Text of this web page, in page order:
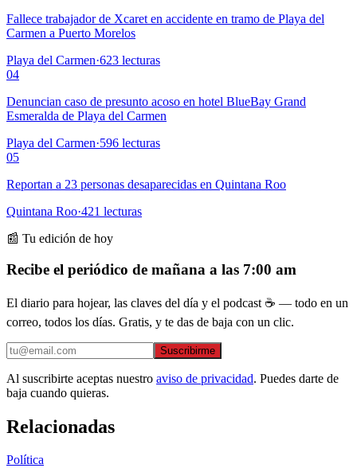
Fallece trabajador de Xcaret en accidente en tramo de Playa del
Carmen a Puerto Morelos
Playa del Carmen·623 lecturas
04
Denuncian caso de presunto acoso en hotel BlueBay Grand
Esmeralda de Playa del Carmen
Playa del Carmen·596 lecturas
05
Reportan a 23 personas desaparecidas en Quintana Roo
Quintana Roo·421 lecturas
📰 Tu edición de hoy
Recibe el periódico de mañana a las 7:00 am
El diario para hojear, las claves del día y el podcast ☕ — todo en un
correo, todos los días. Gratis, y te das de baja con un clic.
Suscribirme
Al suscribirte aceptas nuestro aviso de privacidad. Puedes darte de
baja cuando quieras.
Relacionadas
Política